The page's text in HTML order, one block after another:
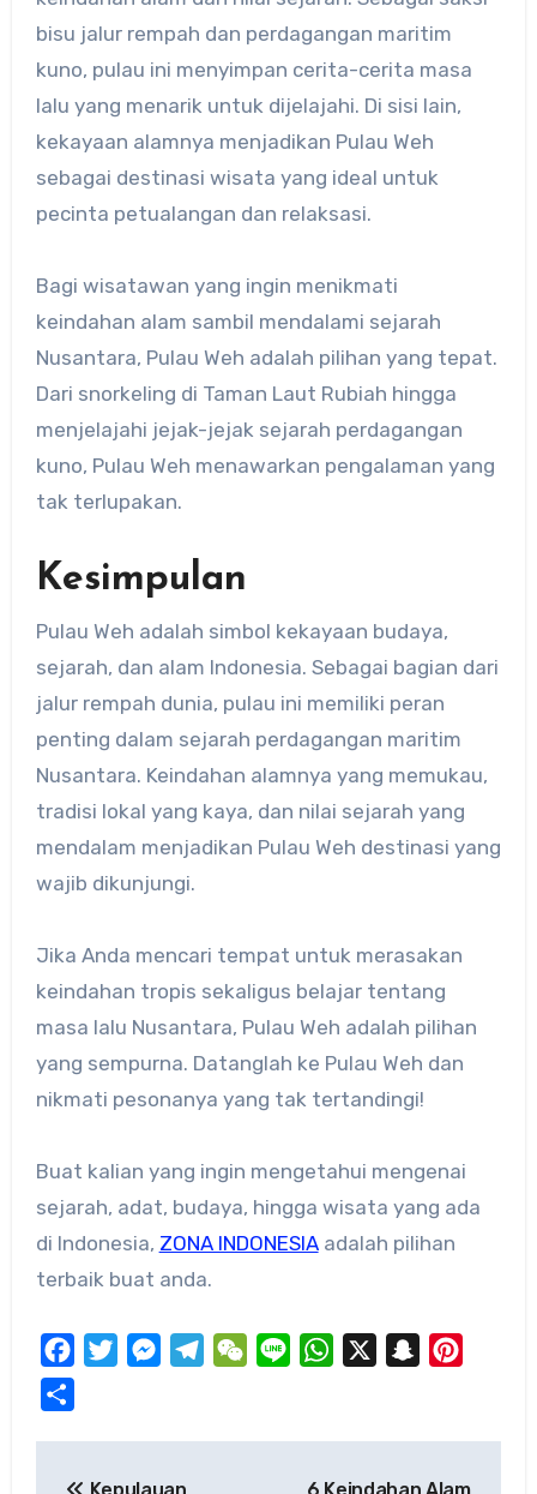
bisu jalur rempah dan perdagangan maritim
kuno, pulau ini menyimpan cerita-cerita masa
lalu yang menarik untuk dijelajahi. Di sisi lain,
kekayaan alamnya menjadikan Pulau Weh
sebagai destinasi wisata yang ideal untuk
pecinta petualangan dan relaksasi.
Bagi wisatawan yang ingin menikmati
keindahan alam sambil mendalami sejarah
Nusantara, Pulau Weh adalah pilihan yang tepat.
Dari snorkeling di Taman Laut Rubiah hingga
menjelajahi jejak-jejak sejarah perdagangan
kuno, Pulau Weh menawarkan pengalaman yang
tak terlupakan.
Kesimpulan
Pulau Weh adalah simbol kekayaan budaya,
sejarah, dan alam Indonesia. Sebagai bagian dari
jalur rempah dunia, pulau ini memiliki peran
penting dalam sejarah perdagangan maritim
Nusantara. Keindahan alamnya yang memukau,
tradisi lokal yang kaya, dan nilai sejarah yang
mendalam menjadikan Pulau Weh destinasi yang
wajib dikunjungi.
Jika Anda mencari tempat untuk merasakan
keindahan tropis sekaligus belajar tentang
masa lalu Nusantara, Pulau Weh adalah pilihan
yang sempurna. Datanglah ke Pulau Weh dan
nikmati pesonanya yang tak tertandingi!
Buat kalian yang ingin mengetahui mengenai
sejarah, adat, budaya, hingga wisata yang ada
di Indonesia, ZONA INDONESIAadalah pilihan
terbaik buat anda.
FacebookTwitterMessengerTelegramWeChat
Line WhatsApp Snapchat